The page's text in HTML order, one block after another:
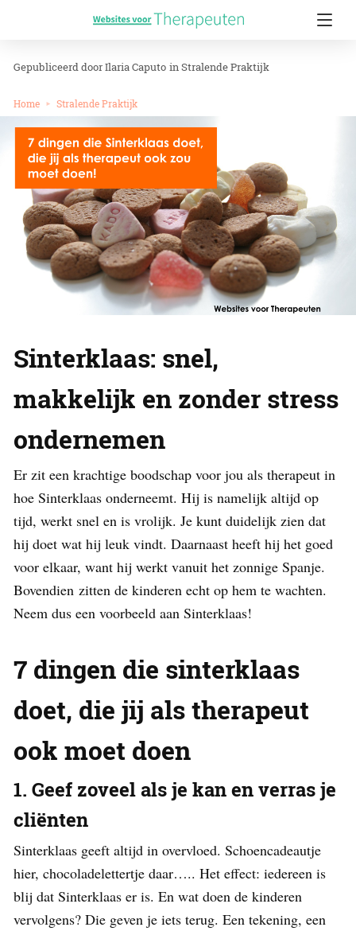
Ilaria Caputo inStralende Praktijk
Home Stralende Praktijk
Sinterklaas: snel,
makkelijk en zonder stress
ondernemen
Er zit een krachtige boodschap voor jou als therapeut in
hoe Sinterklaas onderneemt. Hij is namelijk altijd op
tijd, werkt snel en is vrolijk. Je kunt duidelijk zien dat
hij doet wat hij leuk vindt. Daarnaast heeft hij het goed
voor elkaar, want hij werkt vanuit het zonnige Spanje.
Bovendien zitten de kinderen echt op hem te wachten.
Neem dus een voorbeeld aan Sinterklaas!
7 dingen die sinterklaas
doet, die jij als therapeut
ook moet doen
1. Geef zoveel als je kan en verras je
cliënten
Sinterklaas geeft altijd in overvloed. Schoencadeautje
hier, chocoladelettertje daar….. Het effect: iedereen is
blij dat Sinterklaas er is. En wat doen de kinderen
vervolgens? Die geven je iets terug. Een tekening, een